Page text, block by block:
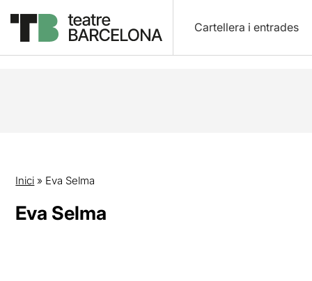
Cartellera i entrades
Inici » Eva Selma
Eva Selma